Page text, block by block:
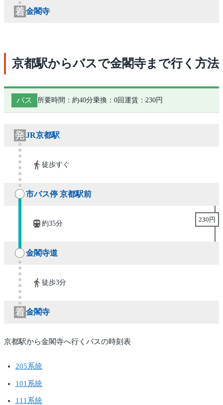
金閣寺
京都駅からバスで金閣寺まで行く方法
バス 所要時間：約40分乗換：0回運賃：230円
JR京都駅
徒歩すぐ
市バス停 京都駅前
約35分
230円
金閣寺道
徒歩3分
金閣寺
京都駅から金閣寺へ行くバスの時刻表
205系統
101系統
111系統